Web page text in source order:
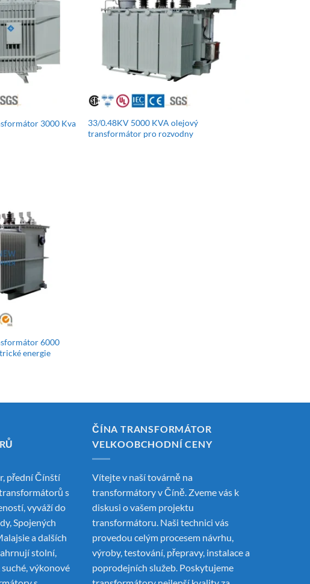
3000 Kva
33/0.48KV 5000 KVA olejový
transformátor pro rozvodny
6000
energie
předníČínští
s
vyváží do
Spojených
a dalších
stolní,
výkonové
ČÍNA TRANSFORMÁTOR
VELKOOBCHODNÍ CENY
Vítejte v naší továrně na
transformátory v Číně. Zveme vás k
diskusi o vašem projektu
transformátoru. Naši technici vás
provedou celým procesem návrhu,
výroby, testování, přepravy, instalace a
poprodejních služeb. Poskytujeme